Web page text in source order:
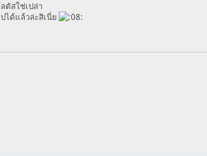
ตัสใช่เปล่า
ได้แล้วล่ะสิเนี่ย